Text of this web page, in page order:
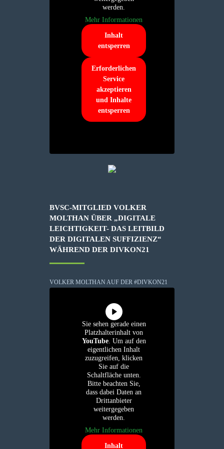
werden.
Mehr Informationen
Inhalt
entsperren
Erforderlichen
Service
akzeptieren
und Inhalte
entsperren
BVSC-MITGLIED VOLKER
MOLTHAN ÜBER „DIGITALE
LEICHTIGKEIT- DAS LEITBILD
DER DIGITALEN SUFFIZIENZ“
WÄHREND DER DIVKON21
VOLKER MOLTHAN AUF DER #DIVKON21
Sie sehen gerade einen
Platzhalterinhalt von
YouTube. Um auf den
eigentlichen Inhalt
zuzugreifen, klicken
Sie auf die
Schaltfläche unten.
Bitte beachten Sie,
dass dabei Daten an
Drittanbieter
weitergegeben
werden.
Mehr Informationen
Inhalt